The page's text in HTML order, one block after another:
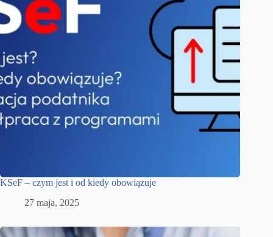
KSeF – czym jest i od kiedy obowiązuje
27 maja, 2025